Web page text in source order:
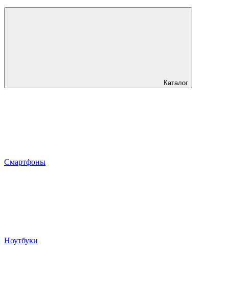
Каталог
Смартфоны
Ноутбуки